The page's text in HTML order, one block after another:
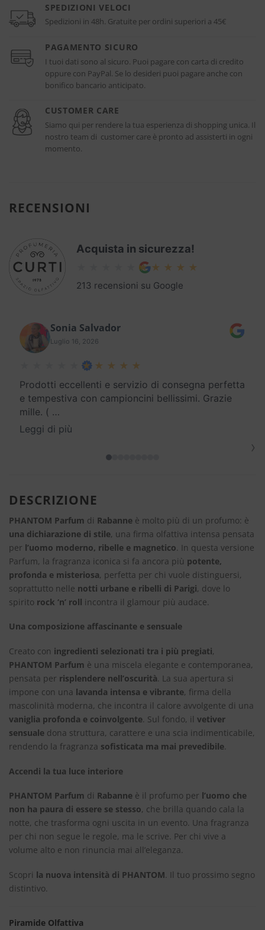
SPEDIZIONI VELOCI
Spedizioni in 48h. Gratuite per ordini superiori a 45€
PAGAMENTO SICURO
I tuoi dati sono al sicuro. Puoi pagare con carta di credito
oppure con PayPal. Se lo desideri puoi pagare anche con
bonifico bancario anticipato.
CUSTOMER CARE
Siamo qui per rendere la tua esperienza di shopping unica. Il
nostro team di customer care è pronto ad assisterti in ogni
momento.
RECENSIONI
Acquista in sicurezza!
213 recensioni su Google
Sonia Salvador
Luglio 16, 2026
Prodotti eccellenti e servizio di consegna perfetta
e tempestiva con campioncini bellissimi. Grazie
mille. ( …
Leggi di più
›
DESCRIZIONE
PHANTOM Parfum di Rabanne è molto più di un profumo: è
una dichiarazione di stile, una firma olfattiva intensa pensata
per l’uomo moderno, ribelle e magnetico. In questa versione
Parfum, la fragranza iconica si fa ancora più potente,
profonda e misteriosa, perfetta per chi vuole distinguersi,
soprattutto nelle notti urbane e ribelli di Parigi, dove lo
spirito rock ‘n’ roll incontra il glamour più audace.
Una composizione affascinante e sensuale
Creato con ingredienti selezionati tra i più pregiati,
PHANTOM Parfum è una miscela elegante e contemporanea,
pensata per risplendere nell’oscurità. La sua apertura si
impone con una lavanda intensa e vibrante, firma della
mascolinità moderna, che incontra il calore avvolgente di una
vaniglia profonda e coinvolgente. Sul fondo, il vetiver
sensuale dona struttura, carattere e una scia indimenticabile,
rendendo la fragranza sofisticata ma mai prevedibile.
Accendi la tua luce interiore
PHANTOM Parfum di Rabanne è il profumo per l’uomo che
non ha paura di essere se stesso, che brilla quando cala la
notte, che trasforma ogni uscita in un evento. Una fragranza
per chi non segue le regole, ma le scrive. Per chi vive a
volume alto e non rinuncia mai all’eleganza.
Scopri la nuova intensità di PHANTOM. Il tuo prossimo segno
distintivo.
Piramide Olfattiva